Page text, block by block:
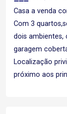
Casa a venda
Com 3
dois ambientes,
garagem
Localização
próximo aos